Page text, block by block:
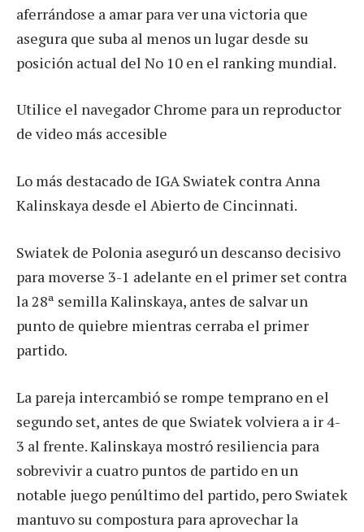
aferrándose a amar para ver una victoria que
asegura que suba al menos un lugar desde su
posición actual del No 10 en el ranking mundial.
Utilice el navegador Chrome para un reproductor
de video más accesible
Lo más destacado de IGA Swiatek contra Anna
Kalinskaya desde el Abierto de Cincinnati.
Swiatek de Polonia aseguró un descanso decisivo
para moverse 3-1 adelante en el primer set contra
la 28ª semilla Kalinskaya, antes de salvar un
punto de quiebre mientras cerraba el primer
partido.
La pareja intercambió se rompe temprano en el
segundo set, antes de que Swiatek volviera a ir 4-
3 al frente. Kalinskaya mostró resiliencia para
sobrevivir a cuatro puntos de partido en un
notable juego penúltimo del partido, pero Swiatek
mantuvo su compostura para aprovechar la